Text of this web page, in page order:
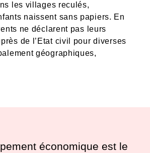
les villages reculés,
naissent sans papiers. En
ne déclarent pas leurs
de l’Etat civil pour diverses
géographiques,
économique est le